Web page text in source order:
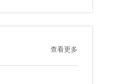
查看更多